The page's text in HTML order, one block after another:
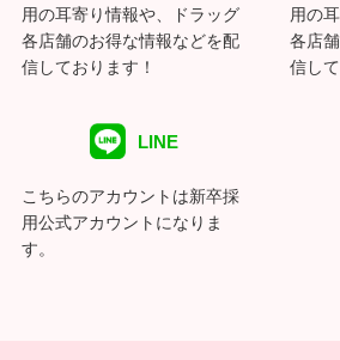
用の耳寄り情報や、ドラッグ
各店舗のお得な情報などを配
信しております！
用の
各店
信し
LINE
こちらのアカウントは新卒採
用公式アカウントになりま
す。